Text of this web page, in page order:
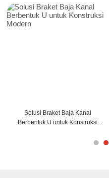
Solusi Braket Baja Kanal
Berbentuk U untuk Konstruksi